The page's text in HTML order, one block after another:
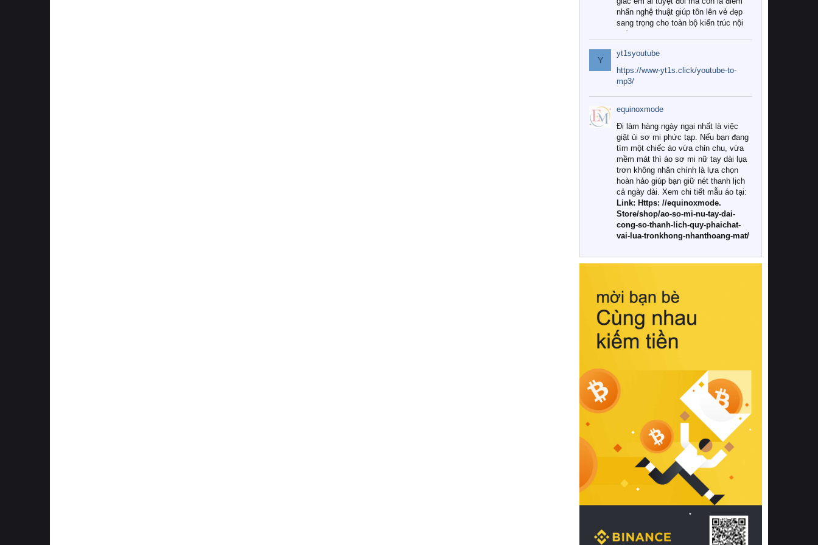
nhấn nghệ thuật giúp tôn lên vẻ đẹp
sang trọng cho toàn bộ kiến trúc nội
Tuy nhiên, giữa thị trường đa dạng
với vô vàn thương hiệu và mẫu mã
như hiện nay, làm thế nào để chọn
được những bộ chăn ga gối đệm cao
cấp thực sự chất lượng, phù hợp với
khí hậu và nhu cầu sử dụng của gia
đình? Hãy cùng chúng tôi đi tìm lời
giải đáp chi tiết qua bài viết dưới đây.
1. Tại sao các gia đình hiện đại lại ưa
chuộng chăn ga gối đệm cao cấp?
Khác với các dòng sản phẩm thông
thường, những bộ chăn ga gối đệm
cao cấp trải qua quy trình sản xuất
nghiêm ngặt từ khâu chọn lọc nguyên
liệu tự nhiên đến công nghệ dệt
nhuộm hiện đại không chứa hóa chất
này, bạn sẽ cảm nhận rõ rệt sự khác
hồi chuẩn xác của phần đệm nâng đỡ
cột sống.
Bên cạnh đó, việc lựa chọn các dòng
sản phẩm đạt chuẩn chất lượng quốc
tế còn giúp ngăn ngừa tình trạng kích
khuẩn và nấm mốc trong điều kiện
thời tiết nóng ẩm. Bạn có thể tìm hiểu
thêm các nghiên cứu khoa học về tác
động của giấc ngủ và môi trường
phòng ngủ đối với sức khỏe con
người tại Sleep Foundation (External
Link) để có cái nhìn toàn diện hơn.
2. Các tiêu chí vàng khi lựa chọn
chăn ga gối đệm cao cấp cho phòng
ngủ
Để sở hữu một bộ chăn ga gối đệm
cao cấp hoàn hảo cả về thẩm mỹ lẫn
công năng, người tiêu dùng cần cân
nhắc kỹ lưỡng các tiêu chí quan trọng
Y
yt1syoutube
https://www-yt1s.click/youtube-to-
mp3/
equinoxmode
Đi làm hàng ngày ngại nhất là việc
giặt ủi sơ mi phức tạp. Nếu bạn đang
tìm một chiếc áo vừa chỉn chu, vừa
mềm mát thì áo sơ mi nữ tay dài lụa
trơn không nhăn chính là lựa chọn
hoàn hảo giúp bạn giữ nét thanh lịch
cả ngày dài. Xem chi tiết mẫu áo tại:
Link: Https: //equinoxmode.
Store/shop/ao-so-mi-nu-tay-dai-
cong-so-thanh-lich-quy-phaichat-
vai-lua-tronkhong-nhanthoang-mat/